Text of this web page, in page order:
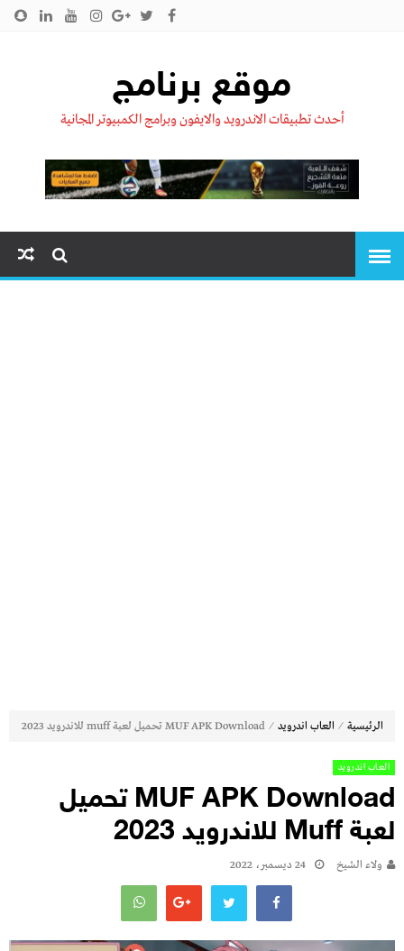
موقع برنامج
أحدث تطبيقات الاندرويد والايفون وبرامج الكمبيوتر المجانية
الرئيسية ⁄ العاب اندرويد ⁄ MUF APK Download تحميل لعبة muff للاندرويد 2023
العاب اندرويد
MUF APK Download تحميل
لعبة Muff للاندرويد 2023
ولاء الشيخ 24 ديسمبر، 2022